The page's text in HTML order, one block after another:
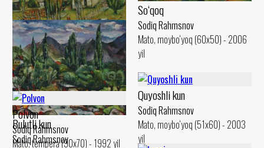
So‘qoq
Sodiq Rahmsnov
Mato, moybo‘yoq (60x50) - 2006
yil
So‘qoq teraklari
Sodiq Rahmsnov
Mato, moybo‘yoq (50x60) - 2000
yil
Bulutli kun
Sodiq Rahmsnov
Quyoshli kun
Sodiq Rahmsnov
Mato, moybo‘yoq (51x60) - 2003
yil
Polvon
Sodiq Rahmsnov
Mato, tempera (90x70) - 1992 yil